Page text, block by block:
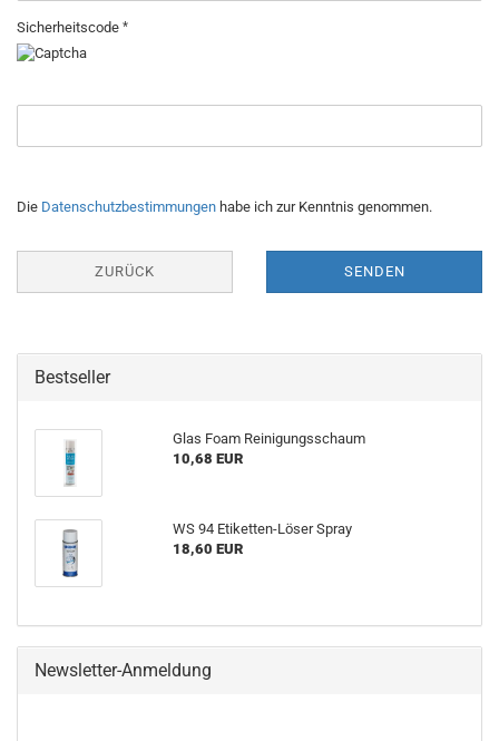
Sicherheitscode
DATENSCHUTZBESTIMMUNGEN
Die Datenschutzbestimmungen habe ich zur Kenntnis genommen.
ZURÜCK SENDEN
Bestseller
Glas Foam Reinigungsschaum
10,68 EUR
WS 94 Etiketten-Löser Spray
18,60 EUR
Newsletter-Anmeldung